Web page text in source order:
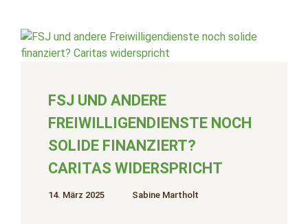
FSJ UND ANDERE
FREIWILLIGENDIENSTE NOCH
SOLIDE FINANZIERT?
CARITAS WIDERSPRICHT
14. März 2025 Sabine Martholt